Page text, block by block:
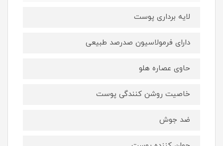
لایه برداری پوست
دارای فرمولاسیون صدرصد طبیعی
حاوی عصاره هلو
خاصیت روشن کنندگی پوست
ضد جوش